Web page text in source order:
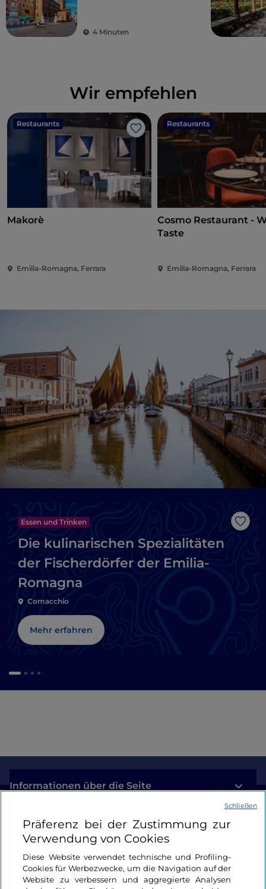
Geschichte
4 Minuten
Wir empfehlen
Restaurants
Like
Makorè
Emilia-Romagna, Ferrara
Restaurants
Cosmo Restaurant -
Taste
Emilia-Romagna, Ferrara
Like
Essen und Trinken
Die kulinarischen Spezialitäten
der Fischerdörfer der Emilia-
Romagna
Comacchio
Mehr erfahren
Informationen über die Seite
Nützliche Links
Login
Bleiben wir in Kontakt
Präferenz bei der Zustimmung zur
Verwendung von Cookies
Diese Website verwendet technische und Profiling-
Cookies für Werbezwecke, um die Navigation auf der
Website zu verbessern und aggregierte Analysen
Schließen